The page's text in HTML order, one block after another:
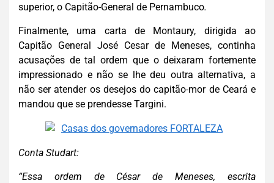
superior, o Capitão-General de Pernambuco.
Finalmente, uma carta de Montaury, dirigida ao
Capitão General José Cesar de Meneses, continha
acusações de tal ordem que o deixaram fortemente
impressionado e não se lhe deu outra alternativa, a
não ser atender os desejos do capitão-mor de Ceará e
mandou que se prendesse Targini.
Conta Studart:
“Essa ordem de César de Meneses, escrita